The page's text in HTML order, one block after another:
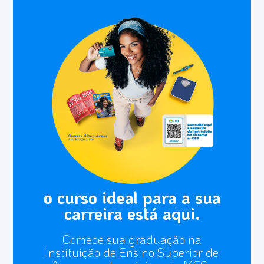
o curso ideal para a sua
carreira está aqui.
Comece sua graduação na
Instituição de Ensino Superior de